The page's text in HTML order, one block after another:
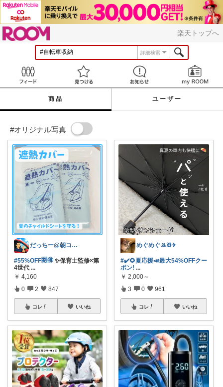
楽天トップへ
詳細検索
見つける お知らせ
商品 ユーザー
#オリジナル写真
だっちー@朝コレ5時🚗カー用品探求家
#55%OFF🈹🉐 ✨保育士監修×第
4世代 ...
￥ 4,160
0 2 847
コレ いいね
めぐめぐꔛꕤ✈︎
#✔️🌻夏応援📣最大54%OFFクー
ポン! ...
￥ 2,000～
3 0 961
コレ いいね